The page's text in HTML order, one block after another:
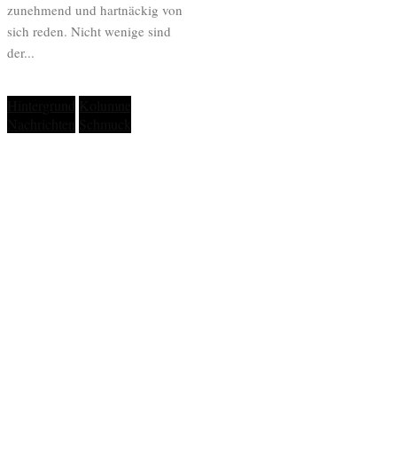
zunehmend und hartnäckig von
sich reden. Nicht wenige sind
der...